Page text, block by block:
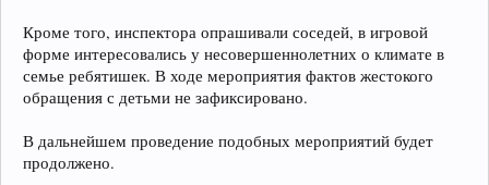
Кроме того, инспектора опрашивали соседей, в игровой
форме интересовались у несовершеннолетних о климате в
семье ребятишек. В ходе мероприятия фактов жестокого
обращения с детьми не зафиксировано.
В дальнейшем проведение подобных мероприятий будет
продолжено.